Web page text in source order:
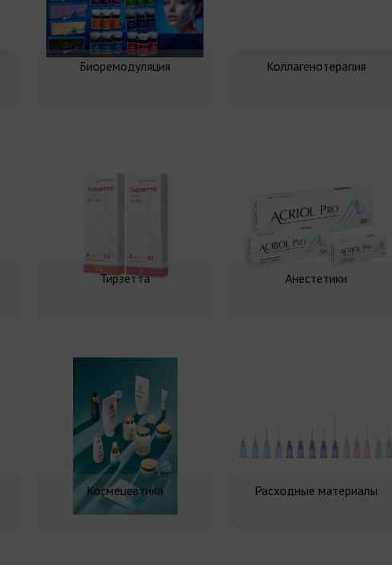
Биоремодуляция Коллагенотерапия
Тирзетта Анестетики
Космецевтика Расходные материалы